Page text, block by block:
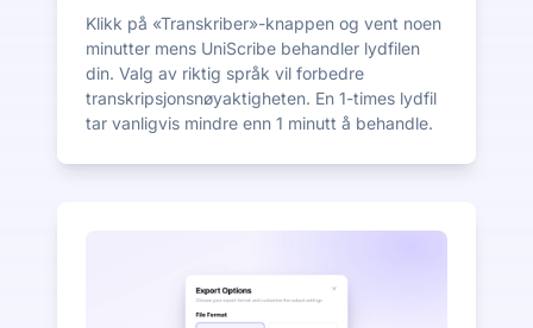
Klikk på «Transkriber»-knappen og vent noen
minutter mens UniScribe behandler lydfilen
din. Valg av riktig språk vil forbedre
transkripsjonsnøyaktigheten. En 1-times lydfil
tar vanligvis mindre enn 1 minutt å behandle.